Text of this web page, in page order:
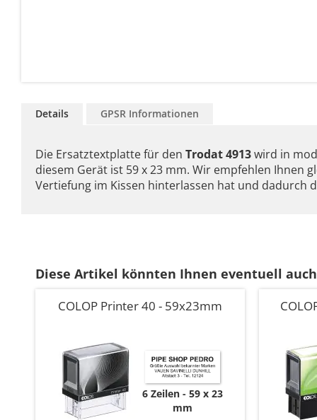
Details
Die Ersatztextplatte für den Trodat 4913wird in
diesem Gerät ist 59 x 23 mm. Wir empfehlen Ihnen
Vertiefung im Kissen hinterlassen hat und dadurch
GPSR Informationen
Diese Artikel könnten Ihnen eventuell
COLOP Printer 40 - 59x23mm
6 Zeilen
59 x 23
mm